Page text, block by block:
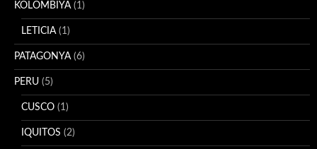
KOLOMBİYA(1)
LETICIA(1)
PATAGONYA(6)
PERU (5)
CUSCO (1)
IQUITOS (2)